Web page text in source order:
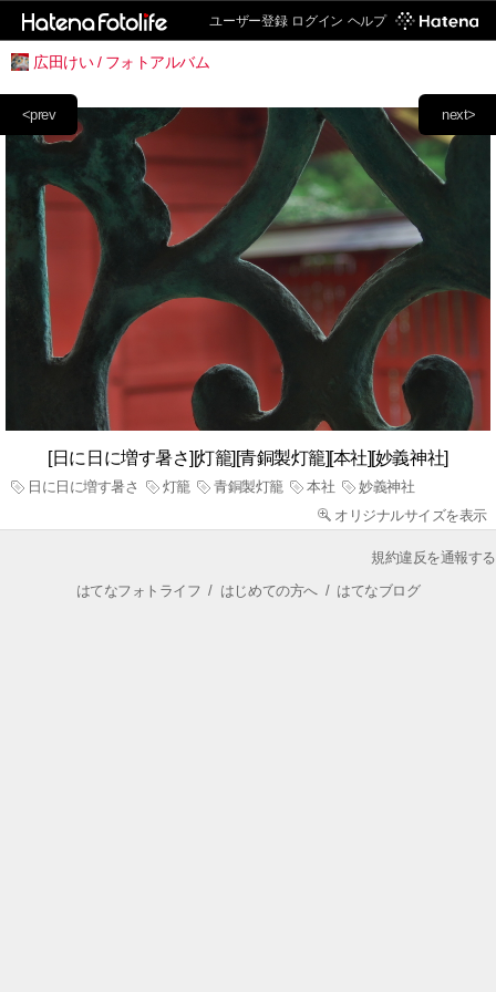
ユーザー登録 ログイン ヘルプ
広田けい / フォトアルバム
next>
<prev
[日に日に増す暑さ][灯籠][青銅製灯籠][本社][妙義神社]
日に日に増す暑さ 灯籠 青銅製灯籠 本社
妙義神社
オリジナルサイズを表示
規約違反を通報する
はてなフォトライフ / はじめての方へ/ はてなブログ